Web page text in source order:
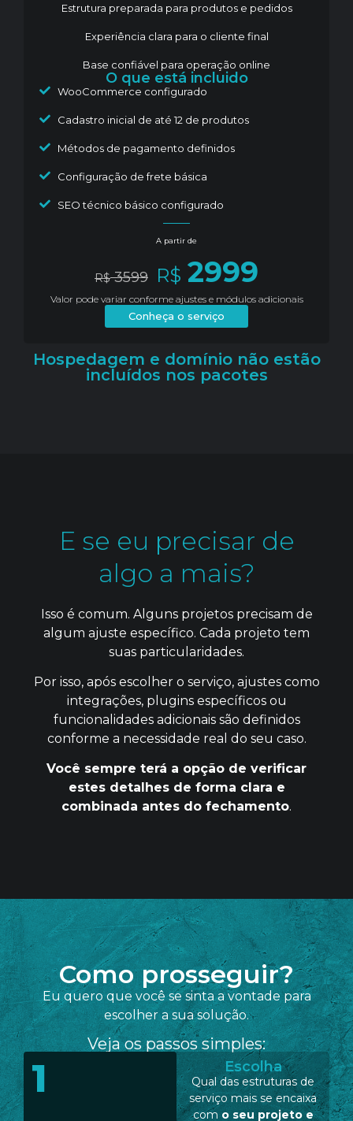
Estrutura preparada para produtos e pedidos
Experiência clara para o cliente final
Base confiável para operação online
O que está incluido
WooCommerce configurado
Cadastro inicial de até 12 de produtos
Métodos de pagamento definidos
Configuração de frete básica
SEO técnico básico configurado
A partir de
R$3599 R$ 2999
Valor pode variar conforme ajustes e módulos adicionais
Conheça o serviço
Hospedagem e domínio não estão
incluídos nos pacotes
E se eu precisar de
algo a mais?
Isso é comum. Alguns projetos precisam de
algum ajuste específico. Cada projeto tem
suas particularidades.
Por isso, após escolher o serviço, ajustes como
integrações, plugins específicos ou
funcionalidades adicionais são definidos
conforme a necessidade real do seu caso.
Você sempre terá a opção de verificar
estes detalhes de forma clara e
combinada antes do fechamento.
Como prosseguir?
Eu quero que você se sinta a vontade para
escolher a sua solução.
Veja os passos simples:
1 Escolha
Qual das estruturas de
serviço mais se encaixa
com o seu projeto e